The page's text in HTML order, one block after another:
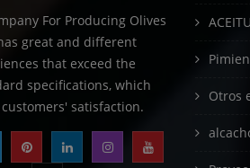
For Producing Olives
great and different
that exceed the
specifications, which
satisfaction.
Otros